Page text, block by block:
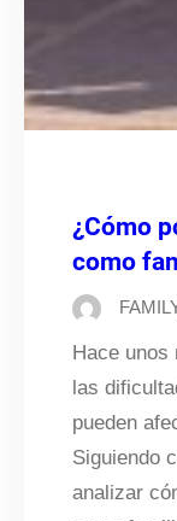
¿Cómo
como
Hace
las
pueden
Siguiendo
analizar